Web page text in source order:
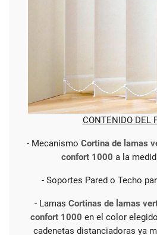
CONTENIDO DEL
- Mecanismo Cortina de lamas
confort 1000 a la
- Soportes Pared o Techo
- Lamas Cortinas de lamas
confort 1000 en el color
cadenetas distanciadoras ya